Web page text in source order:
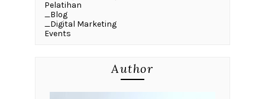
Pelatihan
_Blog
_Digital Marketing
Events
Author